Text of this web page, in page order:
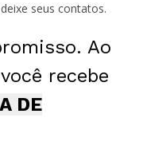
seus contatos.
Ao
você recebe
DE